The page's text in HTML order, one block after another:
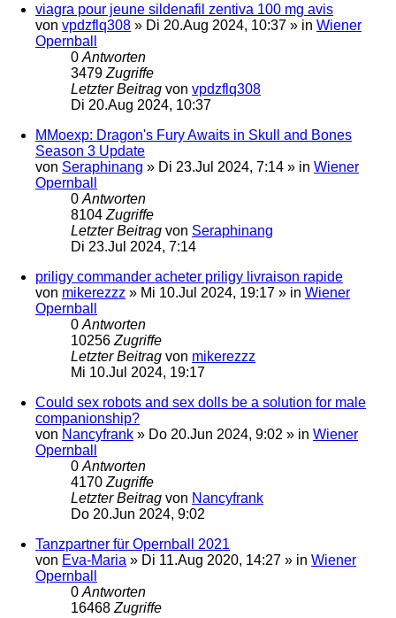
viagra pour jeune sildenafil zentiva 100 mg avis
von vpdzflq308 » Di 20.Aug 2024, 10:37 » in Wiener
Opernball
0 Antworten
3479 Zugriffe
Letzter Beitrag von vpdzflq308
Di 20.Aug 2024, 10:37
MMoexp: Dragon's Fury Awaits in Skull and Bones
Season 3 Update
von Seraphinang » Di 23.Jul 2024, 7:14 » in Wiener
Opernball
0 Antworten
8104 Zugriffe
Letzter Beitrag von Seraphinang
Di 23.Jul 2024, 7:14
priligy commander acheter priligy livraison rapide
von mikerezzz » Mi 10.Jul 2024, 19:17 » in Wiener
Opernball
0 Antworten
10256 Zugriffe
Letzter Beitrag von mikerezzz
Mi 10.Jul 2024, 19:17
Could sex robots and sex dolls be a solution for male
companionship?
von Nancyfrank » Do 20.Jun 2024, 9:02 » in Wiener
Opernball
0 Antworten
4170 Zugriffe
Letzter Beitrag von Nancyfrank
Do 20.Jun 2024, 9:02
Tanzpartner für Opernball 2021
von Eva-Maria » Di 11.Aug 2020, 14:27 » in Wiener
Opernball
0 Antworten
16468 Zugriffe